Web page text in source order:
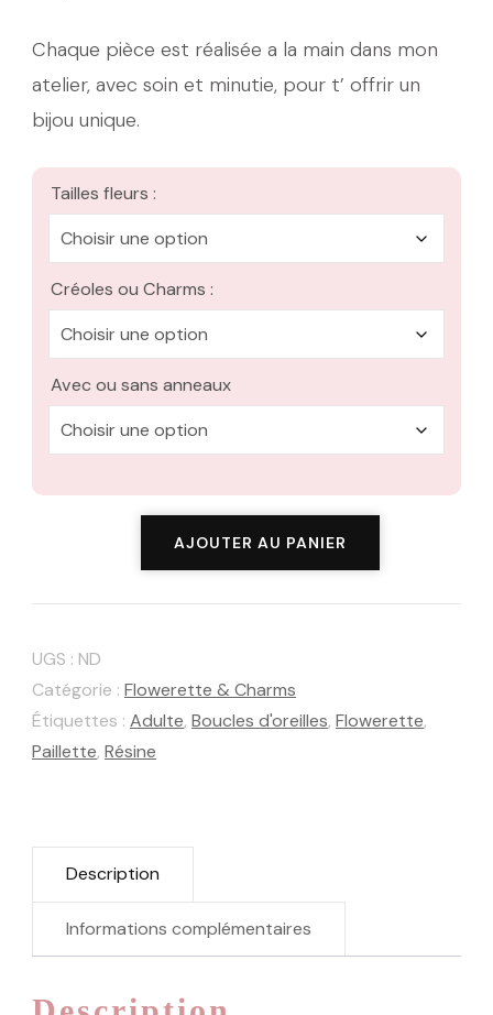
Chaque pièce est réalisée a la main dans mon
atelier, avec soin et minutie, pour t’ offrir un
bijou unique.
Tailles fleurs :
Créoles ou Charms :
Avec ou sans anneaux
Gold
AJOUTER AU PANIER
UGS : ND
Catégorie : Flowerette & Charms
Étiquettes : Adulte, Boucles d'oreilles, Flowerette,
Paillette, Résine
Description
Informations complémentaires